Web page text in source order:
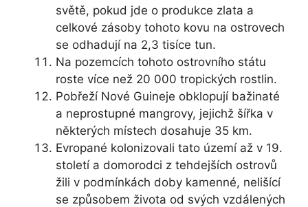
světě, pokud jde o produkce zlata a
celkové zásoby tohoto kovu na ostrovech
se odhadují na 2,3 tisíce tun.
Na pozemcích tohoto ostrovního státu
roste více než 20 000 tropických rostlin.
Pobřeží Nové Guineje obklopují bažinaté
a neprostupné mangrovy, jejichž šířka v
některých místech dosahuje 35 km.
Evropané kolonizovali tato území až v 19.
století a domorodci z tehdejších ostrovů
žili v podmínkách doby kamenné, nelišící
se způsobem života od svých vzdálených